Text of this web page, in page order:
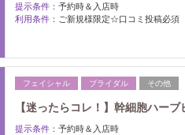
提示条件： 予約時＆入店時
利用条件： ご新規様限定☆口コミ投稿必須
フェイシャル ブライダル その他
【迷ったらコレ！】幹細胞ハー
提示条件： 予約時＆入店時